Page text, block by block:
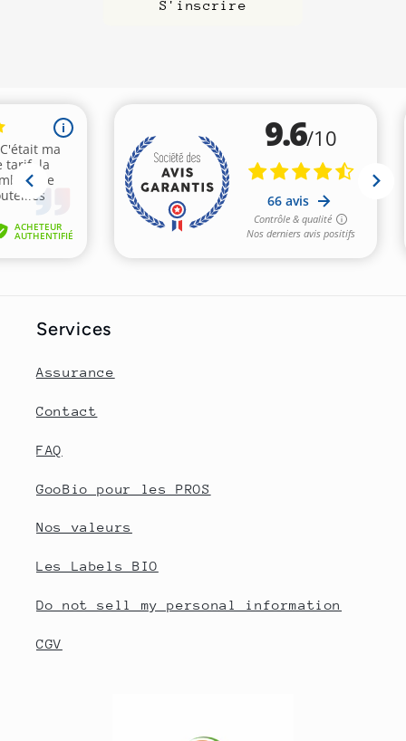
S'inscrire
Services
Assurance
Contact
FAQ
GooBio pour les PROS
Nos valeurs
Les Labels BIO
Do not sell my personal information
CGV